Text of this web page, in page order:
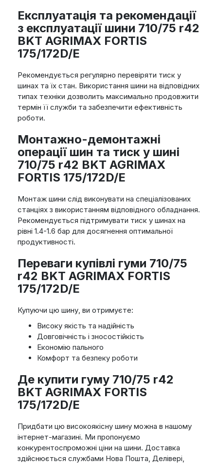
Експлуатація та рекомендації
з експлуатації шини 710/75 r42
BKT AGRIMAX FORTIS
175/172D/E
Рекомендується регулярно перевіряти тиск у
шинах та їх стан. Використання шини на відповідних
типах техніки дозволить максимально продовжити
термін її служби та забезпечити ефективність
роботи.
Монтажно-демонтажні
операції шин та тиск у шині
710/75 r42 BKT AGRIMAX
FORTIS 175/172D/E
Монтаж шини слід виконувати на спеціалізованих
станціях з використанням відповідного обладнання.
Рекомендується підтримувати тиск у шинах на
рівні 1.4-1.6 бар для досягнення оптимальної
продуктивності.
Переваги купівлі гуми 710/75
r42 BKT AGRIMAX FORTIS
175/172D/E
Купуючи цю шину, ви отримуєте:
Високу якість та надійність
Довговічність і зносостійкість
Економію пального
Комфорт та безпеку роботи
Де купити гуму 710/75 r42
BKT AGRIMAX FORTIS
175/172D/E
Придбати цю високоякісну шину можна в нашому
інтернет-магазині. Ми пропонуємо
конкурентоспроможні ціни на шини. Доставка
здійснюється службами Нова Пошта, Делівері,